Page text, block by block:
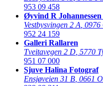
953 09 458
Øyvind R
Vestbysvingen 2 A 0976
952 24 159
Galleri Rallaren
Tveitavegen 2 D 5770
951 07 000
Sjuve Halina Fotograf
Ensjøveien 31 B 0661